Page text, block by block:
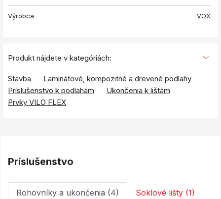
Výrobca VOX
Produkt nájdete v kategóriách:
Stavba
Laminátové, kompozitné a drevené podlahy
Príslušenstvo k podlahám
Ukončenia k lištám
Prvky VILO FLEX
Príslušenstvo
Rohovníky a ukončenia (4) Soklové lišty (1)